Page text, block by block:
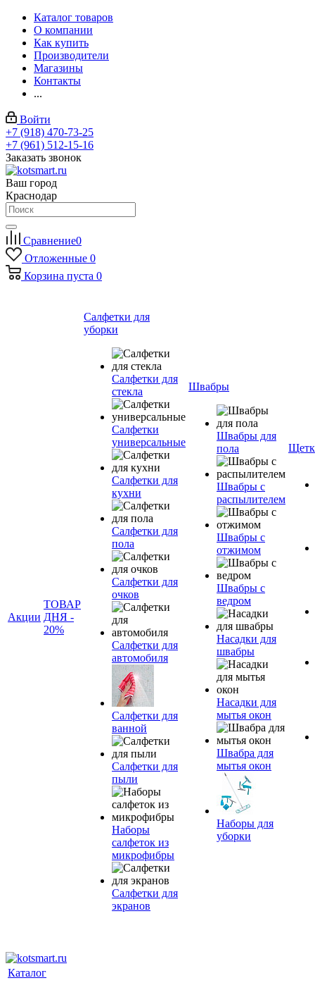
Каталог товаров
О компании
Как купить
Производители
Магазины
Контакты
...
Войти
+7 (918) 470-73-25
+7 (961) 512-15-16
Заказать звонок
Ваш город
Краснодар
Сравнение0
Отложенные 0
Корзина пуста 0
Акции
ТОВАР
ДНЯ -
20%
Салфетки для
уборки
Салфетки для
стекла
Салфетки
универсальные
Салфетки для
кухни
Салфетки для
пола
Салфетки для
очков
Салфетки для
автомобиля
Салфетки для
ванной
Салфетки для
пыли
Наборы
салфеток из
микрофибры
Салфетки для
экранов
Швабры
Швабры для
пола
Швабры с
распылителем
Швабры с
отжимом
Швабры с
ведром
Насадки для
швабры
Насадки для
мытья окон
Швабра для
мытья окон
Наборы для
уборки
Каталог